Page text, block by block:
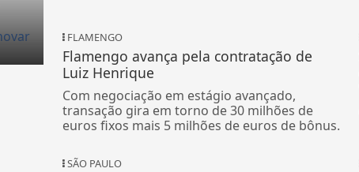
FLAMENGO
Flamengo avança pela contratação de
Luiz Henrique
Com negociação em estágio avançado,
transação gira em torno de 30 milhões de
euros fixos mais 5 milhões de euros de bônus.
SÃO PAULO